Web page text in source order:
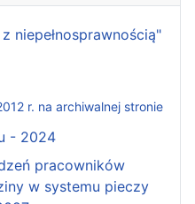
niepełnosprawnością"
r. na archiwalnej stronie
- 2024
pracowników
w systemu pieczy